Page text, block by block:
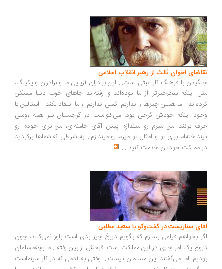
اخوان ثالث از رهبر انقلاب اسلامی
با فرهنگ کار عبثی است... این برادران آریایی ما و برادران وایکینگ،
اینکه سحرخیزتر از ما بوده‌اند و رفته‌اند جاهای خوب دنیا مسکن
ما همین چیزها را نداریم. کسی نداریم از ما انتقاد بکند... استالین با
اینکه خودش گرجی بود، می‌خواست در گرجستان نیز همه روسی
بزنند...من میرم رو میندازم پیش آقای خامنه‌ای، من برای خودم رو
برای تو و امثال تو میرم رو میندازم... به شرطی که شماها برگردید
مملکت خودتان خدمت کنید...
سناریست در گفت‌وگو با سعید مطلبی
بخواهم فیلمی بسازم که بگویم دروغ چیز بدی است باور نمی‌کنند، چون
یک امر جاری در این مملکت است. قبحش از بین رفته... ما بچه‌مسلمان
اما می‌گفتند این مسلمان نیست... وقتی به آدمی که در کار سینماست